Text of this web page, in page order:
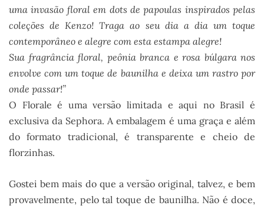
uma invasão floral em dots de papoulas inspirados pelas
coleções de Kenzo! Traga ao seu dia a dia um toque
contemporâneo e alegre com esta estampa alegre!
Sua fragrância floral, peônia branca e rosa búlgara nos
envolve com um toque de baunilha e deixa um rastro por
onde passar!”
O Florale é uma versão limitada e aqui no Brasil é
exclusiva da Sephora. A embalagem é uma graça e além
do formato tradicional, é transparente e cheio de
florzinhas.
Gostei bem mais do que a versão original, talvez, e bem
provavelmente, pelo tal toque de baunilha. Não é doce,